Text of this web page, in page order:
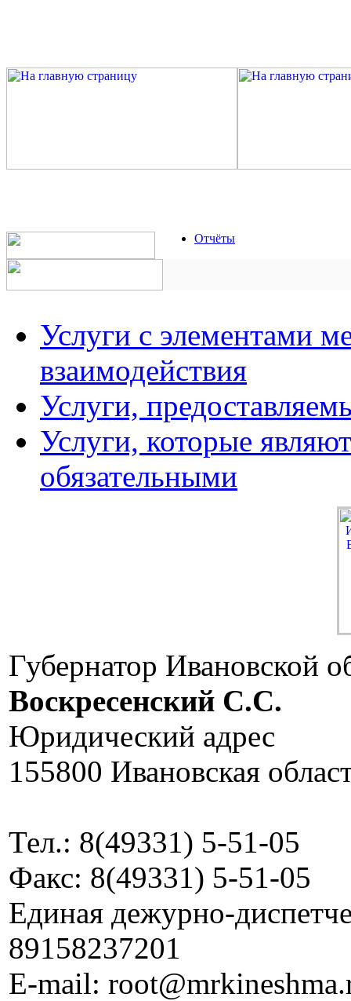
Отчёты
Услуги с элементами
взаимодействия
Услуги,
Услуги, которые
обязательными
Губернатор Ивановской
Воскресенский C.C.
Юридический адрес
155800 Ивановская
Тел.: 8(49331) 5-51-05
Факс: 8(49331) 5-51-05
Единая дежурно-
89158237201
E-mail: